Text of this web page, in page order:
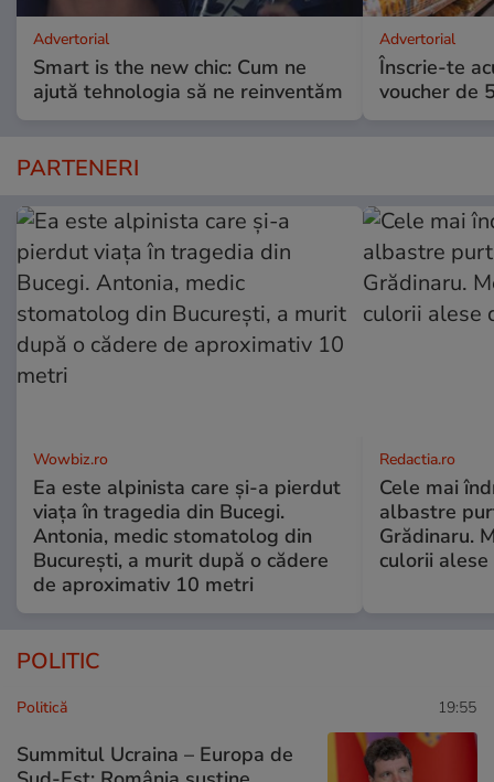
Advertorial
Smart is the new chic: Cum ne
ajută tehnologia să ne reinventăm
Advertorial
Înscrie-te
voucher de
PARTENERI
Wowbiz.ro
Ea este alpinista care și-a pierdut
viața în tragedia din Bucegi.
Antonia, medic stomatolog din
București, a murit după o cădere
de aproximativ 10 metri
Redactia.ro
Cele mai
albastre
Grădinaru.
culorii
POLITIC
Politică 19:55
Summitul Ucraina – Europa de